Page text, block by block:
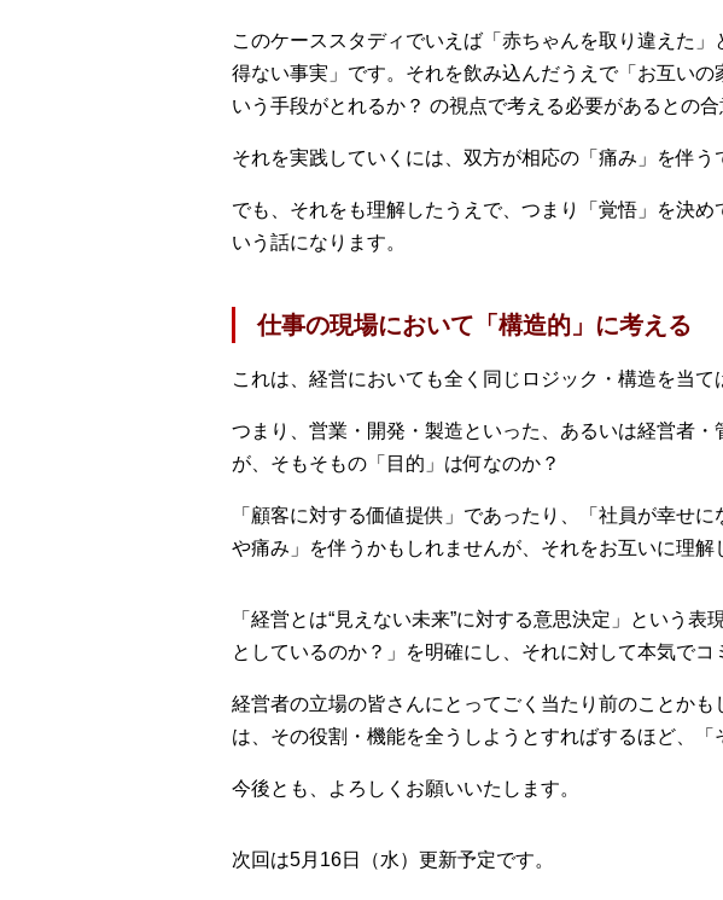
このケーススタディでいえば「赤ちゃんを取り違えた
得ない事実」です。それを飲み込んだうえで「お互い
いう手段がとれるか？ の視点で考える必要があるとの合
それを実践していくには、双方が相応の「痛み」を伴
でも、それをも理解したうえで、つまり「覚悟」を決
いう話になります。
仕事の現場において「構造的」に考える
これは、経営においても全く同じロジック・構造を当
つまり、営業・開発・製造といった、あるいは経営者
が、そもそもの「目的」は何なのか？
「顧客に対する価値提供」であったり、「社員が幸せ
や痛み」を伴うかもしれませんが、それをお互いに理
「経営とは“見えない未来”に対する意思決定」という
としているのか？」を明確にし、それに対して本気で
経営者の立場の皆さんにとってごく当たり前のことか
は、その役割・機能を全うしようとすればするほど、
今後とも、よろしくお願いいたします。
次回は5月16日（水）更新予定です。